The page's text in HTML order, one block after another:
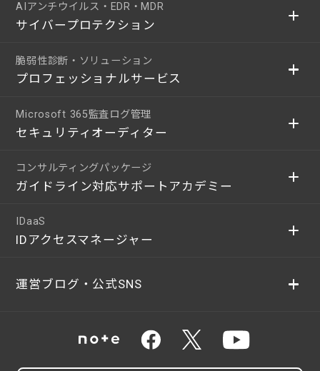
AIアンチウイルス・EDR・MDR
サイバープロテクション
脆弱性診断・ソリューション
プロフェッショナルサービス
Microsoft 365監査ログ管理
セキュリティオーディター
コンサルティングパッケージ
ガイドライン対応サポートアカデミー
IDaaS
IDアクセスマネージャー
運営ブログ・公式SNS